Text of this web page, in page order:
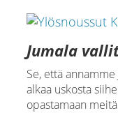
Jumala
Se, että
alkaa uskosta
opastamaan